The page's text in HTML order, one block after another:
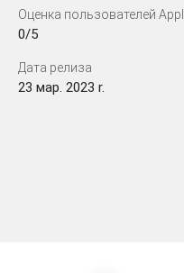
Оценка пользователей
0/5
Дата релиза
23 мар. 2023 r.